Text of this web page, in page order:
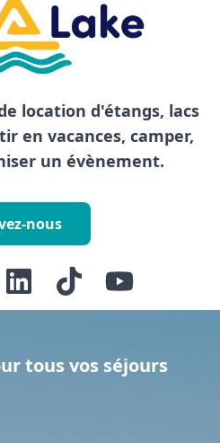
location d'étangs, lacs
en vacances, camper,
un évènement.
nous
tous vos séjours